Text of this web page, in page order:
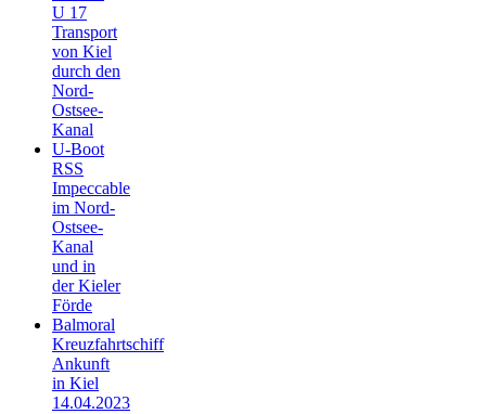
U 17
Transport
von Kiel
durch den
Nord-
Ostsee-
Kanal
U-Boot
RSS
Impeccable
im Nord-
Ostsee-
Kanal
und in
der Kieler
Förde
Balmoral
Kreuzfahrtschiff
Ankunft
in Kiel
14.04.2023